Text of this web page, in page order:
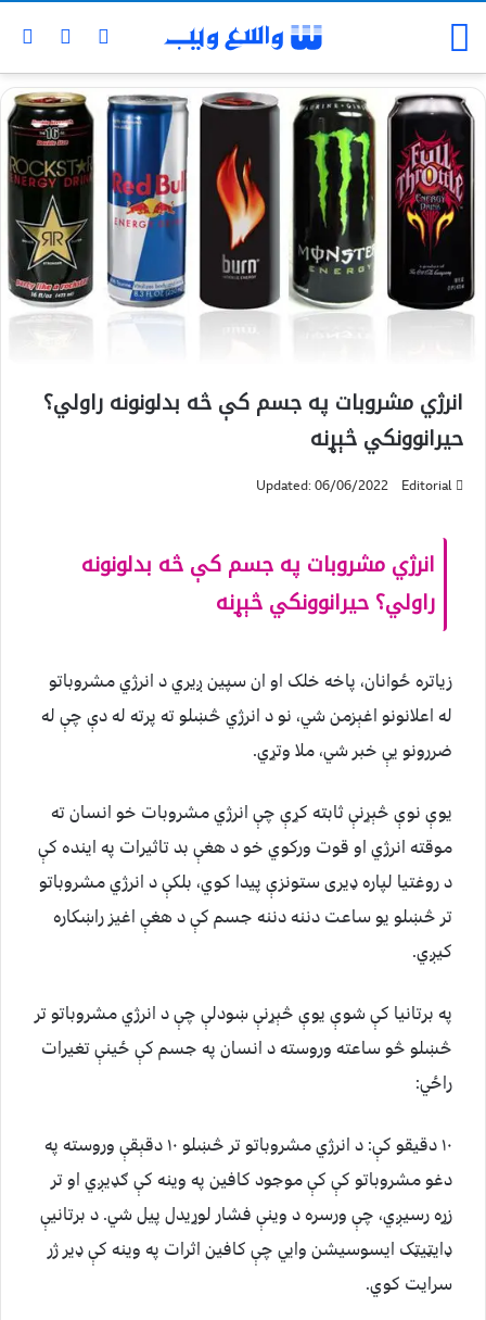
انرژي مشروبات په جسم کې څه بدلونونه راولي؟
حیرانوونکي څېړنه
Editorial
Updated: 06/06/2022
انرژي مشروبات په جسم کې څه بدلونونه
راولي؟ حیرانوونکي څېړنه
زیاتره ځوانان، پاخه خلک او ان سپين ږیري د انرژي مشروباتو
له اعلانونو اغېزمن شي، نو د انرژي څښلو ته پرته له دې چې له
ضررونو يې خبر شي، ملا وتړي.
یوې نوې څېړنې ثابته کړې چې انرژي مشروبات خو انسان ته
موقته انرژي او قوت ورکوي خو د هغې بد تاثیرات په اینده کې
د روغتیا لپاره ډيری ستونزې پیدا کوي، بلکې د انرژي مشروباتو
تر څښلو یو ساعت دننه دننه جسم کې د هغې اغیز راښکاره
کیږي.
په برتانیا کې شوې یوې څېړنې ښودلې چې د انرژي مشروباتو تر
څښلو څو ساعته وروسته د انسان په جسم کې ځينې تغیرات
راځي:
۱۰ دقيقو کې: د انرژي مشروباتو تر څښلو ۱۰ دقېقې وروسته په
دغو مشروباتو کې کې موجود کافین په وینه کې ګډيږي او تر
زړه رسیږي، چې ورسره د وینې فشار لوړیدل پيل شي. د برتانيې
ډایټيټک ایسوسیشن وايي چې کافین اثرات په وینه کې ډير ژر
سرایت کوي.